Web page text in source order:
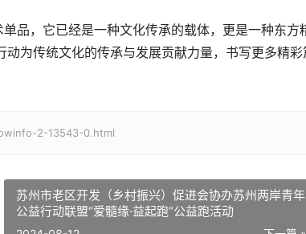
品，它已经是一种文化传承的载体，更是一种东方
为传统文化的传承与发展贡献力量，书写更多精彩
2-13543-0.html
苏州市老区开发（乡村振兴）促进会协办苏州两岸青年
公益行动联盟“爱髓缘·益起跑”公益跑活动